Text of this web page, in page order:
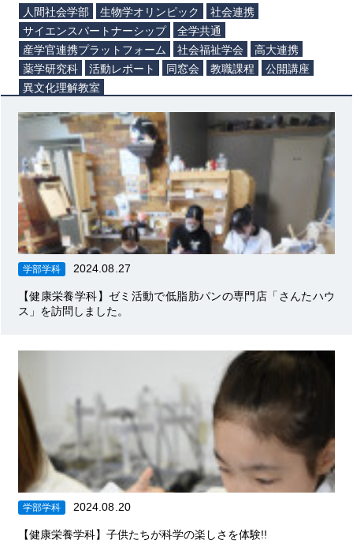
人間社会学部
生物学オリンピック
社会連携
サイエンスパートナーシップ
全学共通
産学官連携プラットフォーム
社会福祉学会
高大連携
薬学研究科
活動レポート 同窓会 教職課程
公開講座
異文化理解教室
学部学科 2024.08.27
【健康栄養学科】ゼミ活動で低脂肪パンの専門店「さんたハウ
ス」を訪問しました。
学部学科 2024.08.20
【健康栄養学科】子供たちが科学の楽しさを体験!!